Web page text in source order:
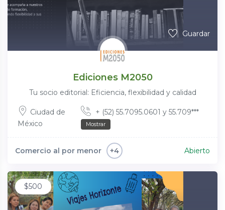
Guardar
Ediciones M2050
Tu socio editorial: Eficiencia, flexibilidad y calidad
Ciudad de
México
+ (52) 55.7095.0601 y 55.709***
Mostrar
Comercio al por menor +4 Abierto
$500